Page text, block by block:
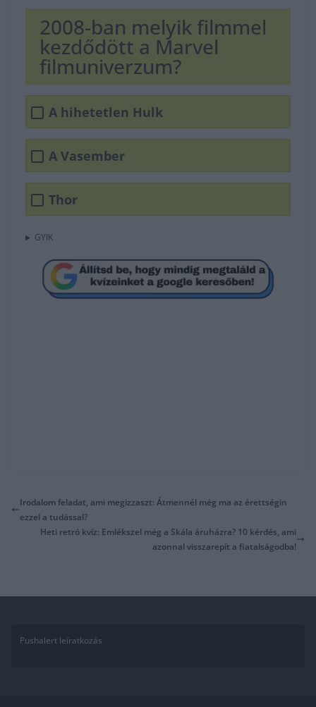
2008-ban melyik filmmel
kezdődött a Marvel
filmuniverzum?
A hihetetlen Hulk
A Vasember
Thor
GYIK
Irodalom feladat, ami megizzaszt: Átmennél még ma az érettségin
ezzel a tudással?
Heti retró kvíz: Emlékszel még a Skála áruházra? 10 kérdés, ami
azonnal visszarepít a fiatalságodba!
Pushalert leíratkozás